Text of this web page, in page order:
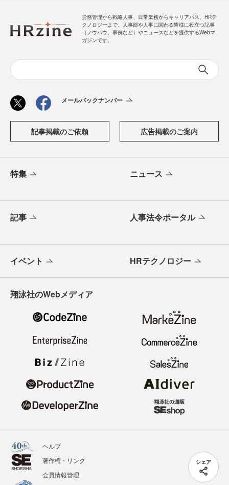
シェア
労務管理から戦略人事、日常業務からキャリアパス、HRテ
クノロジーまで、人事部や人事に関わる皆様に役立つ記事
（ノウハウ、事例など）やニュースなどを提供するWebマ
ガジンです。
メールバックナンバー
記事掲載のご依頼 広告掲載のご案内
特集 ニュース
記事 人事法令ポータル
イベント HRテクノロジー
翔泳社のWebメディア
ヘルプ
著作権・リンク
会員情報管理